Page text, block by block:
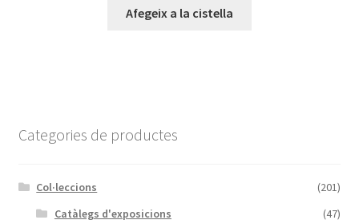
Afegeix a la cistella
Categories de productes
Col·leccions
(201)
Catàlegs d'exposicions
(47)